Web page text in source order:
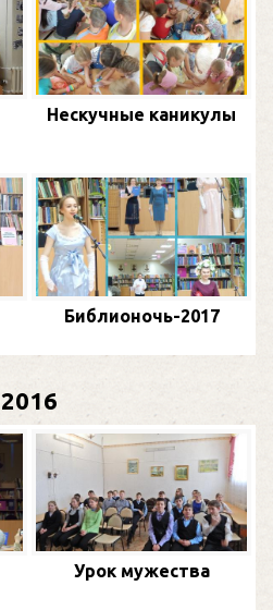
Нескучные каникулы
Библионочь-2017
2016
Урок мужества